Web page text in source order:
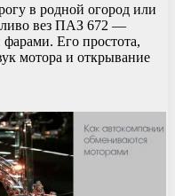
в родной огород или
вез ПАЗ 672 —
Его простота,
мотора и открывание